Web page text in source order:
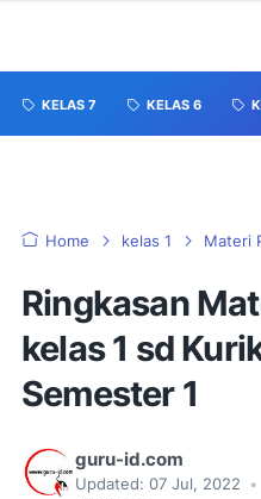
KELAS 7 KELAS 6
Home kelas 1 Materi
Ringkasan
kelas 1 sd
Semester 1
guru-id.com
Updated: 07 Jul, 2022
•